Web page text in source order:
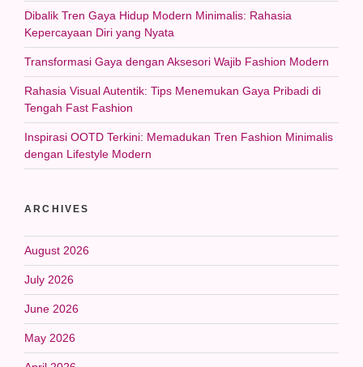
Dibalik Tren Gaya Hidup Modern Minimalis: Rahasia
Kepercayaan Diri yang Nyata
Transformasi Gaya dengan Aksesori Wajib Fashion Modern
Rahasia Visual Autentik: Tips Menemukan Gaya Pribadi di
Tengah Fast Fashion
Inspirasi OOTD Terkini: Memadukan Tren Fashion Minimalis
dengan Lifestyle Modern
ARCHIVES
August 2026
July 2026
June 2026
May 2026